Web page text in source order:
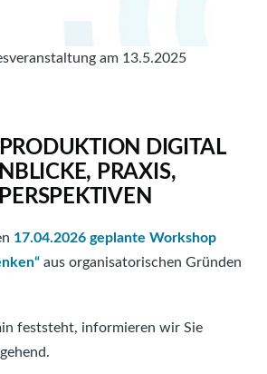
am 13.5.2025
DIGITAL
PRAXIS,
17.04.2026 geplante Workshop
aus organisatorischen Gründen
feststeht, informieren wir Sie